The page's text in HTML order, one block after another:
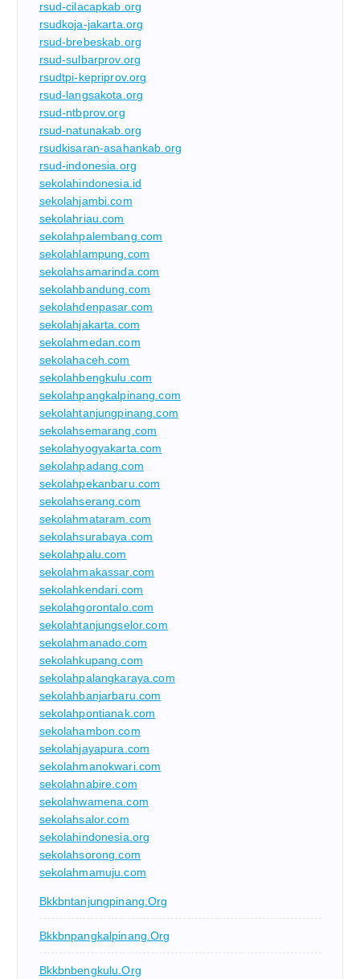
rsud-cilacapkab.org
rsudkoja-jakarta.org
rsud-brebeskab.org
rsud-sulbarprov.org
rsudtpi-kepriprov.org
rsud-langsakota.org
rsud-ntbprov.org
rsud-natunakab.org
rsudkisaran-asahankab.org
rsud-indonesia.org
sekolahindonesia.id
sekolahjambi.com
sekolahriau.com
sekolahpalembang.com
sekolahlampung.com
sekolahsamarinda.com
sekolahbandung.com
sekolahdenpasar.com
sekolahjakarta.com
sekolahmedan.com
sekolahaceh.com
sekolahbengkulu.com
sekolahpangkalpinang.com
sekolahtanjungpinang.com
sekolahsemarang.com
sekolahyogyakarta.com
sekolahpadang.com
sekolahpekanbaru.com
sekolahserang.com
sekolahmataram.com
sekolahsurabaya.com
sekolahpalu.com
sekolahmakassar.com
sekolahkendari.com
sekolahgorontalo.com
sekolahtanjungselor.com
sekolahmanado.com
sekolahkupang.com
sekolahpalangkaraya.com
sekolahbanjarbaru.com
sekolahpontianak.com
sekolahambon.com
sekolahjayapura.com
sekolahmanokwari.com
sekolahnabire.com
sekolahwamena.com
sekolahsalor.com
sekolahindonesia.org
sekolahsorong.com
sekolahmamuju.com
Bkkbntanjungpinang.org
Bkkbnpangkalpinang.org
Bkkbnbengkulu.org